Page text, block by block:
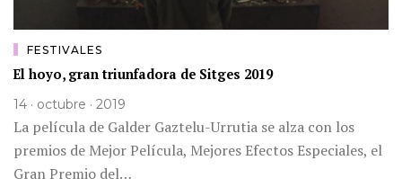
FESTIVALES
El hoyo, gran triunfadora de Sitges 2019
14 · octubre · 2019
La película de Galder Gaztelu-Urrutia se alza con los
premios de Mejor Película, Mejores Efectos Especiales, el
Gran Premio del…